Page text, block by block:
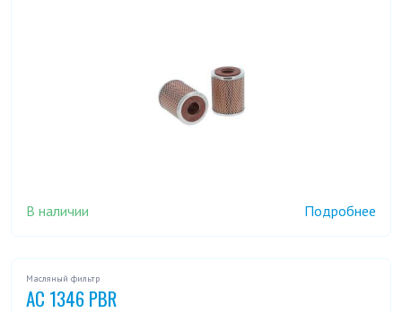
В наличии Подробнее
Масляный фильтр
AC 1346 PBR